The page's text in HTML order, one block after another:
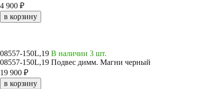
4 900 ₽
в корзину
08557-150L,19 В наличии 3 шт.
08557-150L,19 Подвес димм. Магни черный
19 900 ₽
в корзину